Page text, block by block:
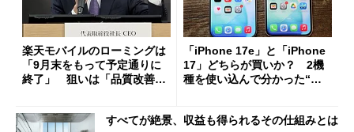
楽天モバイルのローミングは
「9月末をもって予定通りに
終了」 狙いは「品質改善」
も
「iPhone 17e」と「iPhone
17」どちらが買いか？ 2機
種を使い込んで分かった“ス
すべてが絶景、収益も得られるその仕組みとは